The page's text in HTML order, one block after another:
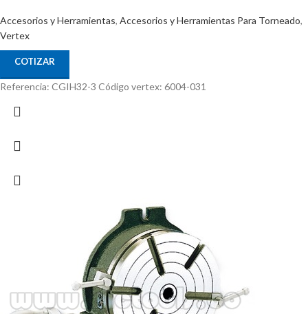
Accesorios y Herramientas, Accesorios y Herramientas Para Torneado,
Vertex
COTIZAR
Referencia: CGIH32-3 Código vertex: 6004-031